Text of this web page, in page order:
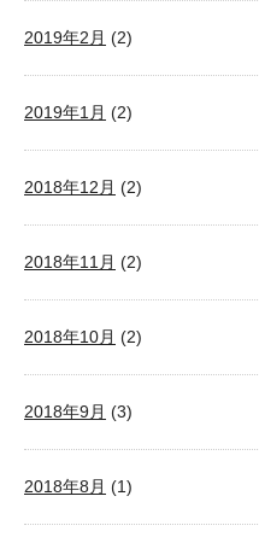
2019年2月 (2)
2019年1月 (2)
2018年12月 (2)
2018年11月 (2)
2018年10月 (2)
2018年9月 (3)
2018年8月 (1)